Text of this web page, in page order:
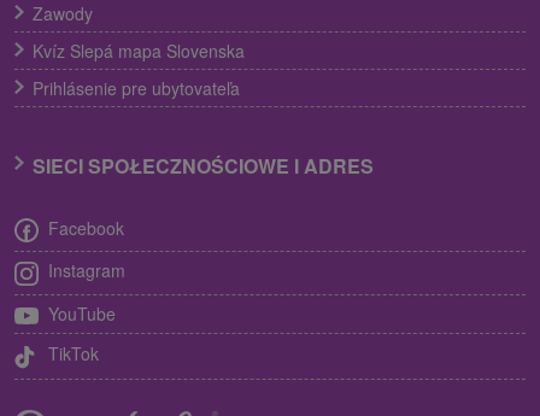
Zawody
Kvíz Slepá mapa Slovenska
Prihlásenie pre ubytovateľa
SIECI SPOŁECZNOŚCIOWE I ADRES
Facebook
Instagram
YouTube
TikTok